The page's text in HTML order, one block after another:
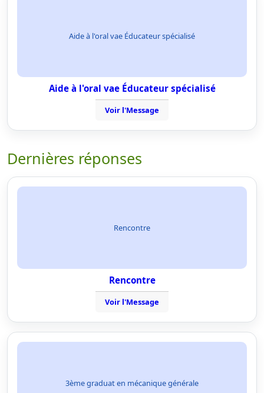
Aide à l'oral vae Éducateur spécialisé
Aide à l'oral vae Éducateur spécialisé
Voir l'Message
Dernières réponses
Rencontre
Rencontre
Voir l'Message
3ème graduat en mécanique générale